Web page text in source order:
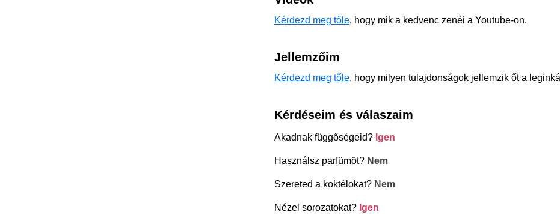
Kérdezd meg tőle, hogy mik a kedvenc zenéi a Youtube-on.
Jellemzőim
Kérdezd meg tőle, hogy milyen tulajdonságok jellemzik őt a
Kérdéseim és válaszaim
Akadnak függőségeid? Igen
Használsz parfümöt? Nem
Szereted a koktélokat? Nem
Nézel sorozatokat? Igen